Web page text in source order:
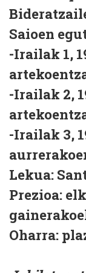
Saioen
-Irailak 1,
-Irailak 2,
-Irailak 3,
Lekua:
Prezioa:
Oharra: